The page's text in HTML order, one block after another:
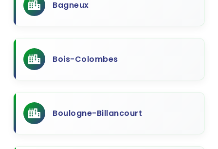
Bagneux
Bois-Colombes
Boulogne-Billancourt